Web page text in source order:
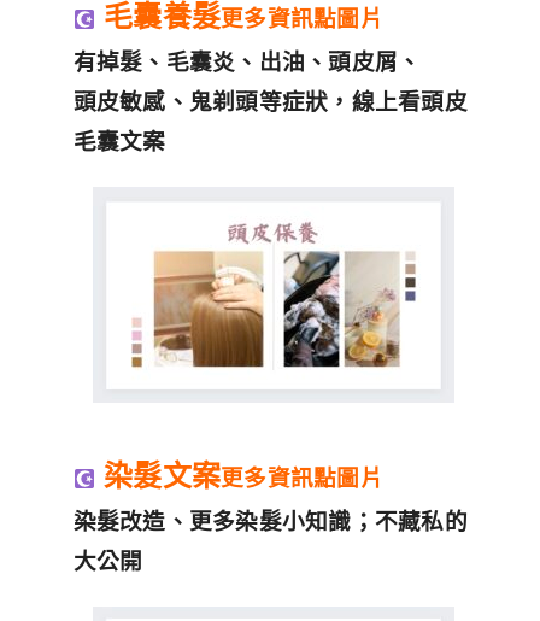
毛囊養髮更多資訊點圖片
有掉髮、毛囊炎、出油、頭皮屑、
頭皮敏感、鬼剃頭等症狀，線上看頭皮
毛囊文案
染髮文案更多資訊點圖片
染髮改造、更多染髮小知識；不藏私的
大公開